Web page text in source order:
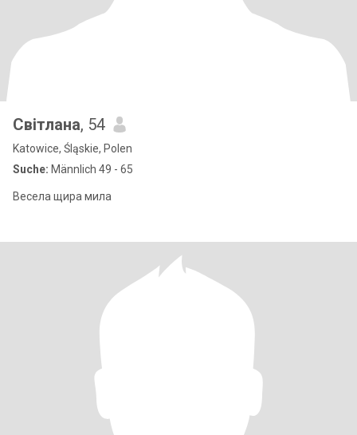
Світлана, 54
Katowice, Śląskie, Polen
Suche: Männlich 49 - 65
Весела щира мила